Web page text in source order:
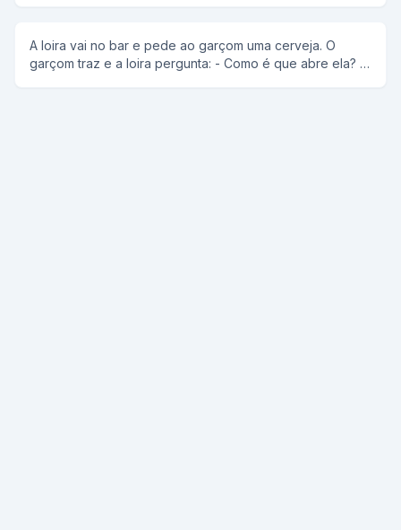
barril com gelo? -se ficar muito quente eu me refresco.
imediatamente as duas morenas perguntam para a loira: -
A loira vai no bar e pede ao garçom uma cerveja. O
garçom traz e a loira pergunta: - Como é que abre ela? -